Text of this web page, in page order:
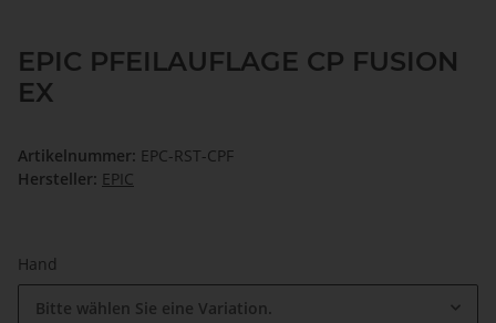
EPIC PFEILAUFLAGE CP FUSION
EX
Artikelnummer: EPC-RST-CPF
Hersteller: EPIC
Hand
Bitte wählen Sie eine Variation.